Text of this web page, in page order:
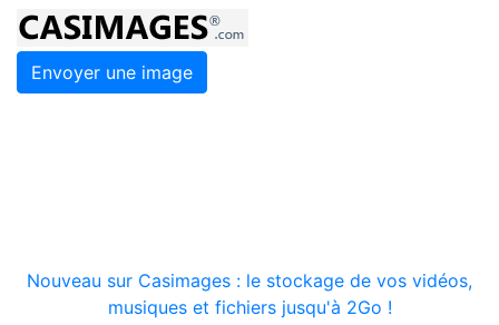
Envoyer une image
Nouveau sur Casimages : le stockage de vos vidéos,
musiques et fichiers jusqu'à 2Go !